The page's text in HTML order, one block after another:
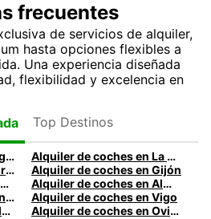
frecuentes
de servicios de alquiler,
hasta opciones flexibles a
Una experiencia diseñada
flexibilidad y excelencia en
Top Destinos
Alquiler de coches en Logroño
Alquiler de coches en La Coruña
Alquiler de coches en Ourense
Alquiler de coches en Gijón
Alquiler de coches en Cádiz
Alquiler de coches en Almería
Alquiler de coches en Santander
Alquiler de coches en Vigo
Alquiler de coches en Palma
Alquiler de coches en Oviedo